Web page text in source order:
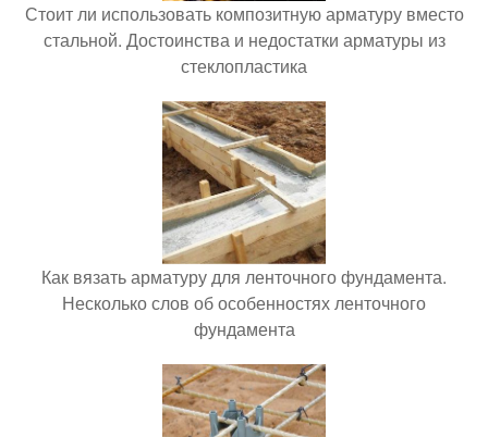
Стоит ли использовать композитную арматуру вместо
стальной. Достоинства и недостатки арматуры из
стеклопластика
Как вязать арматуру для ленточного фундамента.
Несколько слов об особенностях ленточного
фундамента